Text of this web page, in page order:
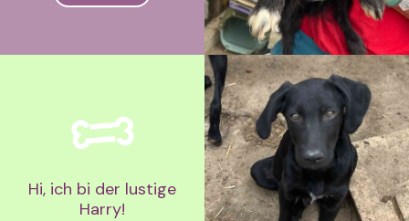
Hi, ich bi der lustige
Harry!